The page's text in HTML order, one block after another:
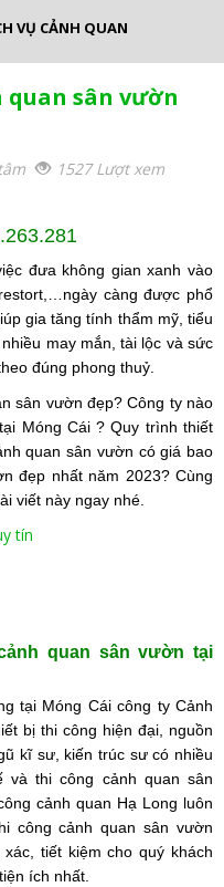
VỤ CẢNH QUAN
sân vườn
1527 Lượt xem
đưa không gian xanh vào
càng được phổ
gia tăng tính thẩm mỹ, tiểu
may mắn, tài lộc và sức
đúng phong thuỷ.
sân vườn đẹp? Công ty nào
Móng Cái ? Quy trình thiết
quan sân vườn có giá bao
đẹp nhất năm 2023? Cùng
viết này ngay nhé.
tín
quan sân vườn tại
tại Móng Cái công ty Cảnh
bị thi công hiện đại, nguồn
kĩ sư, kiến trúc sư có nhiều
và thi công cảnh quan sân
cảnh quan Hạ Long luôn
công cảnh quan sân vườn
tiết kiệm cho quý khách
ích nhất.